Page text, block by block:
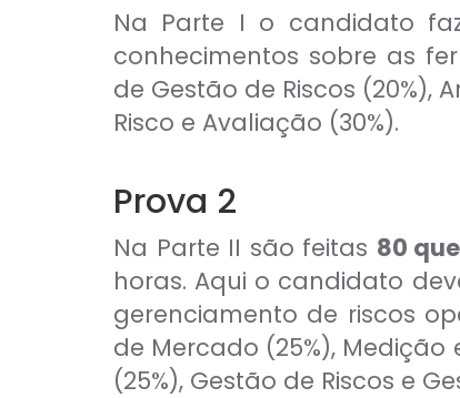
Na Parte I o candidato
conhecimentos sobre as
de Gestão de Riscos (20%),
Risco e Avaliação (30%).
Prova 2
Na Parte II são feitas 80
horas. Aqui o candidato
gerenciamento de riscos
de Mercado (25%), Medição
(25%), Gestão de Riscos e